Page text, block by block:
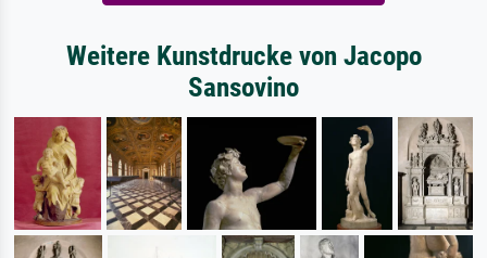
Weitere Kunstdrucke von Jacopo
Sansovino